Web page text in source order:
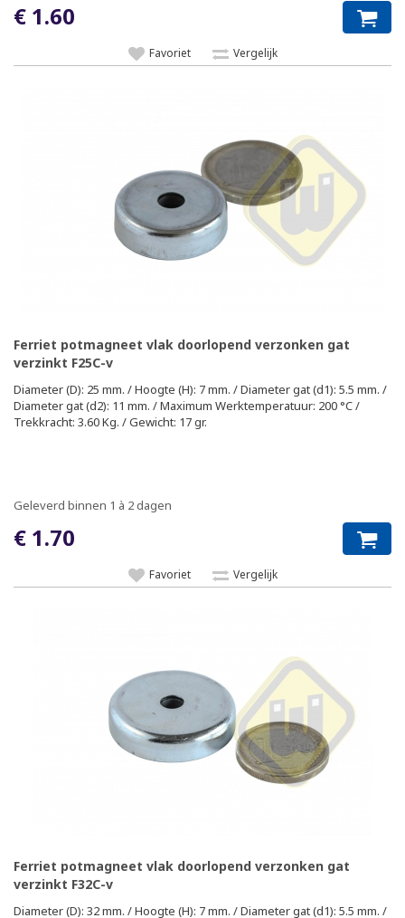
€ 1.60
Favoriet Vergelijk
Ferriet potmagneet vlak doorlopend verzonken gat
verzinkt F25C-v
Diameter (D): 25 mm. / Hoogte (H): 7 mm. / Diameter gat (d1): 5.5 mm. /
Diameter gat (d2): 11 mm. / Maximum Werktemperatuur: 200 °C /
Trekkracht: 3.60 Kg. / Gewicht: 17 gr.
Geleverd binnen 1 à 2 dagen
€ 1.70
Favoriet Vergelijk
Ferriet potmagneet vlak doorlopend verzonken gat
verzinkt F32C-v
Diameter (D): 32 mm. / Hoogte (H): 7 mm. / Diameter gat (d1): 5.5 mm. /